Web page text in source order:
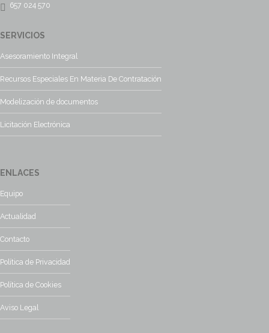
657 024 570
SERVICIOS
Asesoramiento Integral
Recursos Especiales En Materia De Contratación
Modelización de documentos
Licitación Electrónica
ENLACES
Equipo
Actualidad
Contacto
Política de Privacidad
Política de Cookies
Aviso Legal